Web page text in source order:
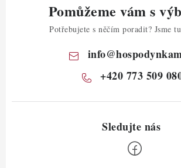
Pomůžeme vám s
Potřebujete s něčím poradit? Jsme
info@
+420 773 509